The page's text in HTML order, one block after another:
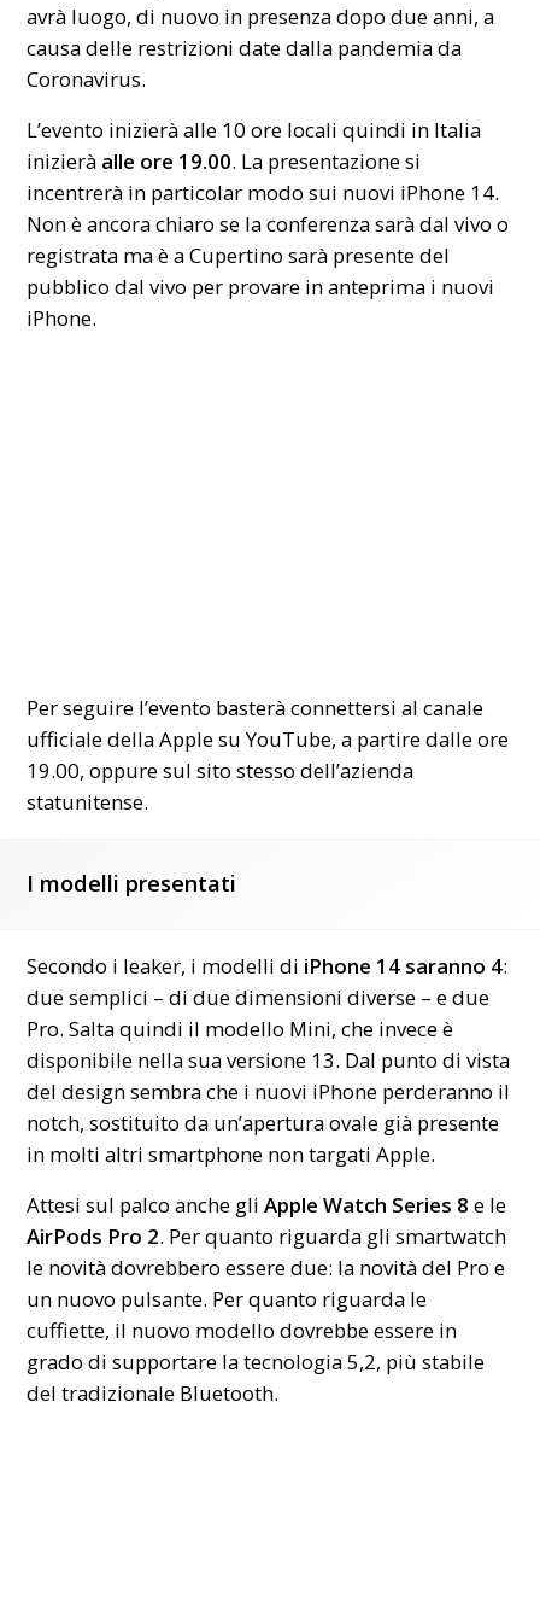
avrà luogo, di nuovo in presenza dopo due anni, a
causa delle restrizioni date dalla pandemia da
Coronavirus.
L’evento inizierà alle 10 ore locali quindi in Italia
inizierà alle ore 19.00. La presentazione si
incentrerà in particolar modo sui nuovi iPhone 14.
Non è ancora chiaro se la conferenza sarà dal vivo o
registrata ma è a Cupertino sarà presente del
pubblico dal vivo per provare in anteprima i nuovi
iPhone.
Per seguire l’evento basterà connettersi al canale
ufficiale della Apple suYouTube, a partire dalle ore
19.00, oppure sul sito stesso dell’azienda
statunitense.
I modelli presentati
Secondo i leaker, i modelli di iPhone 14 saranno 4:
due semplici – di due dimensioni diverse – e due
Pro. Salta quindi il modello Mini, che invece è
disponibile nella sua versione 13. Dal punto di vista
del design sembra che i nuovi iPhone perderanno il
notch, sostituito da un’apertura ovale già presente
in molti altri smartphone non targati Apple.
Attesi sul palco anche gli Apple Watch Series 8e le
AirPods Pro 2. Per quanto riguarda gli smartwatch
le novità dovrebbero essere due: la novità del Pro e
un nuovo pulsante. Per quanto riguarda le
cuffiette, il nuovo modello dovrebbe essere in
grado di supportare la tecnologia 5,2, più stabile
del tradizionale Bluetooth.